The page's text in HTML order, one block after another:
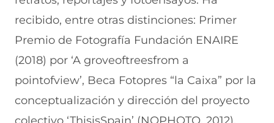
recibido, entre otras distinciones: Primer
Premio de Fotografía Fundación ENAIRE
(2018) por ‘A groveoftreesfrom a
pointofview’, Beca Fotopres “la Caixa” por la
conceptualización y dirección del proyecto